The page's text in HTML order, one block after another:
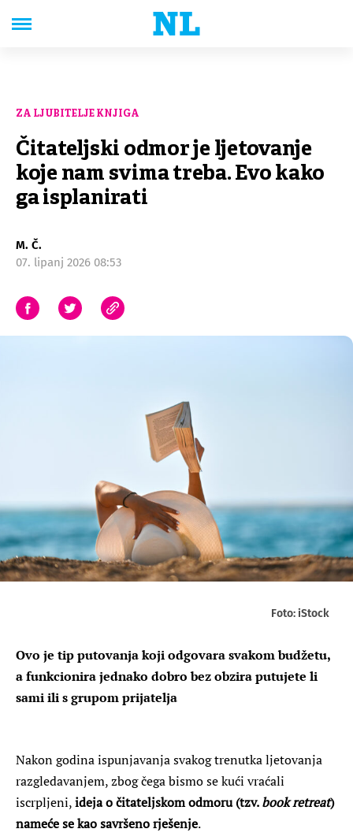
ZA LJUBITELJE KNJIGA
Čitateljski odmor je ljetovanje
koje nam svima treba. Evo kako
ga isplanirati
M. Č.
07. lipanj 2026 08:53
Foto: iStock
Ovo je tip putovanja koji odgovara svakom budžetu,
a funkcionira jednako dobro bez obzira putujete li
sami ili s grupom prijatelja
Nakon godina ispunjavanja svakog trenutka ljetovanja
razgledavanjem, zbog čega bismo se kući vraćali
iscrpljeni,ideja o čitateljskom odmoru (tzv.book retreat)
nameće se kao savršeno rješenje.